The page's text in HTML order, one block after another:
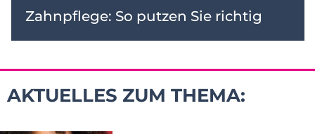
Zahnpflege: So putzen Sie richtig
AKTUELLES ZUM THEMA: